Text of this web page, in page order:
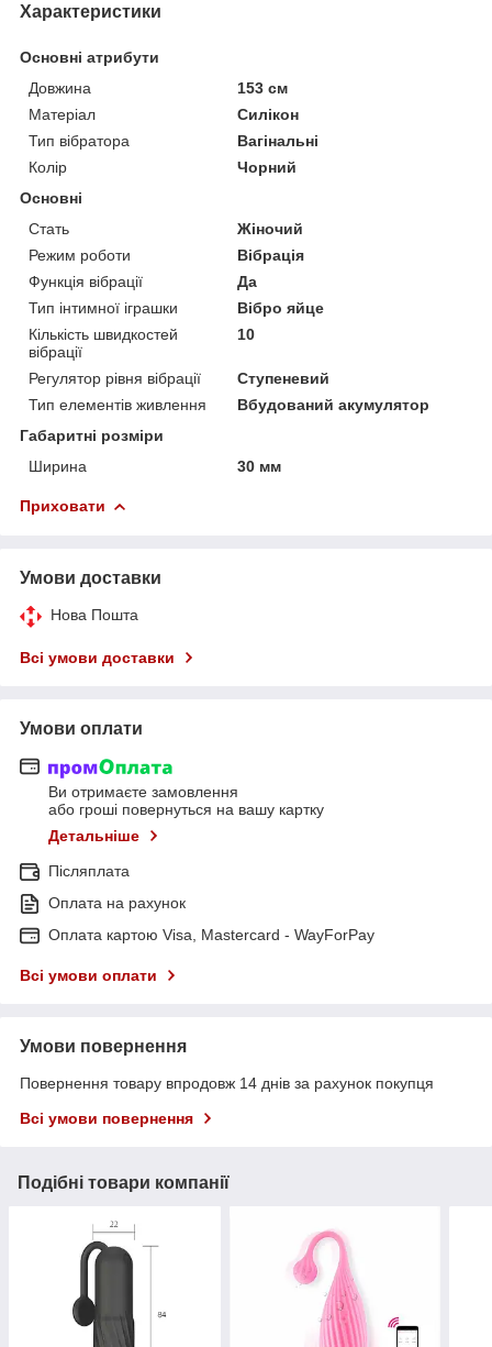
Характеристики
Основні атрибути
Довжина
153 см
Матеріал
Силікон
Тип вібратора
Вагінальні
Колір
Чорний
Основні
Стать
Жіночий
Режим роботи
Вібрація
Функція вібрації
Да
Тип інтимної іграшки
Вібро яйце
Кількість швидкостей
вібрації
10
Регулятор рівня вібрації
Ступеневий
Тип елементів живлення
Вбудований акумулятор
Габаритні розміри
Ширина
30 мм
Приховати
Умови доставки
Нова Пошта
Всі умови доставки
Умови оплати
Ви отримаєте замовлення
або гроші повернуться на вашу картку
Детальніше
Післяплата
Оплата на рахунок
Оплата картою Visa, Mastercard - WayForPay
Всі умови оплати
Умови повернення
Повернення товару впродовж 14 днів за рахунок покупця
Всі умови повернення
Подібні товари компанії